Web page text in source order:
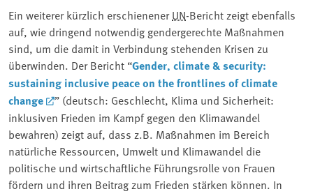
Ein weiterer kürzlich erschienenerUN-Bericht zeigt ebenfalls
auf, wie dringend notwendig gendergerechte Maßnahmen
sind, um die damit in Verbindung stehenden Krisen zu
überwinden. Der Bericht “Gender, climate & security:
sustaining inclusive peace on the frontlines of climate
change
” (deutsch: Geschlecht, Klima und Sicherheit:
inklusiven Frieden im Kampf gegen den Klimawandel
bewahren) zeigt auf, dass z.B. Maßnahmen im Bereich
natürliche Ressourcen, Umwelt und Klimawandel die
politische und wirtschaftliche Führungsrolle von Frauen
fördern und ihren Beitrag zum Frieden stärken können. In